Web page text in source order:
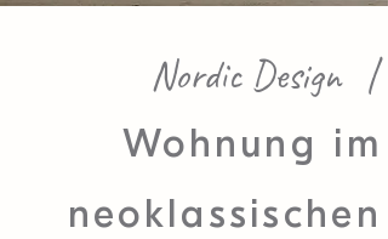
Nordic Design |
Wohnung im
neoklassischen